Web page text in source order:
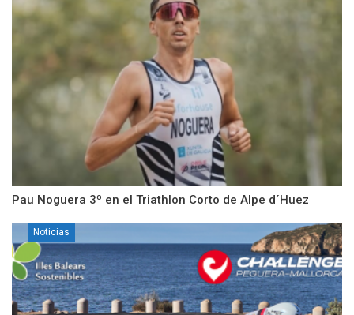
Pau Noguera 3º en el Triathlon Corto de Alpe d´Huez
Noticias